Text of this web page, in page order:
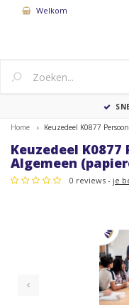
Welkom
Home Keuzedeel K0877
Keuzedeel
Algemeen
0 reviews - je